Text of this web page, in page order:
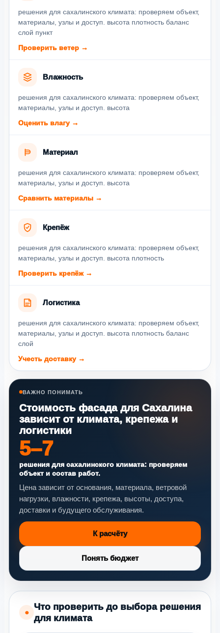
решения для сахалинского климата: проверяем объект,
материалы, узлы и доступ. высота плотность баланс
слой пункт
Проверить ветер →
Влажность
решения для сахалинского климата: проверяем объект,
материалы, узлы и доступ. высота
Оценить влагу →
Материал
решения для сахалинского климата: проверяем объект,
материалы, узлы и доступ. высота
Сравнить материалы →
Крепёж
решения для сахалинского климата: проверяем объект,
материалы, узлы и доступ. высота плотность
Проверить крепёж →
Логистика
решения для сахалинского климата: проверяем объект,
материалы, узлы и доступ. высота плотность баланс
слой
Учесть доставку →
ВАЖНО ПОНИМАТЬ
Стоимость фасада для Сахалина
зависит от климата, крепежа и
логистики
5–7
решения для сахалинского климата: проверяем
объект и состав работ.
Цена зависит от основания, материала, ветровой
нагрузки, влажности, крепежа, высоты, доступа,
доставки и будущего обслуживания.
К расчёту
Понять бюджет
●
Что проверить до выбора решения
для климата